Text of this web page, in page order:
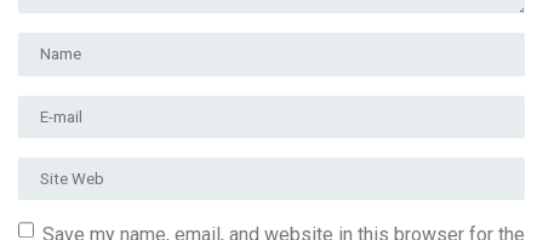
Prénom et nom
Adresse e-mail
Site Web
Save my name, email, and website in this browser for the